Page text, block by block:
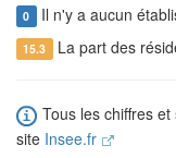
0 Il n'y a aucun
15.3 La part des
Tous les chiffres
site Insee.fr